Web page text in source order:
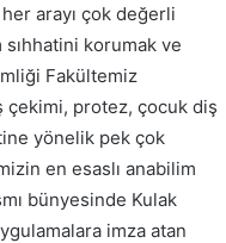
arayı çok değerli
korumak ve
Fakültemiz
çekimi, protez, çocuk diş
yönelik pek çok
en esaslı anabilim
bünyesinde Kulak
imza atan